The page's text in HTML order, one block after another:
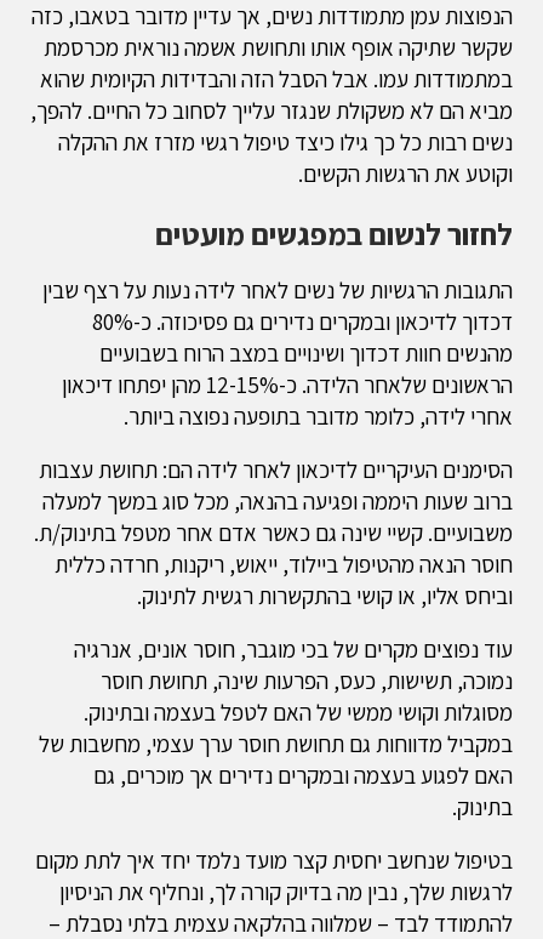
הנפוצות עמן מתמודדות נשים, אך עדיין מדובר בטאבו, כזה
שקשר שתיקה אופף אותו ותחושת אשמה נוראית מכרסמת
במתמודדות עמו. אבל הסבל הזה והבדידות הקיומית שהוא
מביא הם לא משקולת שנגזר עלייך לסחוב כל החיים. להפך,
נשים רבות כל כך גילו כיצד טיפול רגשי מזרז את ההקלה
וקוטע את הרגשות הקשים.
לחזור לנשום במפגשים מועטים
התגובות הרגשיות של נשים לאחר לידה נעות על רצף שבין
דכדוך לדיכאון ובמקרים נדירים גם פסיכוזה. כ-80%
מהנשים חוות דכדוך ושינויים במצב הרוח בשבועיים
הראשונים שלאחר הלידה. כ-12-15% מהן יפתחו דיכאון
אחרי לידה, כלומר מדובר בתופעה נפוצה ביותר.
הסימנים העיקריים לדיכאון לאחר לידה הם: תחושת עצבות
ברוב שעות היממה ופגיעה בהנאה, מכל סוג במשך למעלה
משבועיים. קשיי שינה גם כאשר אדם אחר מטפל בתינוק/ת.
חוסר הנאה מהטיפול ביילוד, ייאוש, ריקנות, חרדה כללית
וביחס אליו, או קושי בהתקשרות רגשית לתינוק.
עוד נפוצים מקרים של בכי מוגבר, חוסר אונים, אנרגיה
נמוכה, תשישות, כעס, הפרעות שינה, תחושת חוסר
מסוגלות וקושי ממשי של האם לטפל בעצמה ובתינוק.
במקביל מדווחות גם תחושת חוסר ערך עצמי, מחשבות של
האם לפגוע בעצמה ובמקרים נדירים אך מוכרים, גם
בתינוק.
בטיפול שנחשב יחסית קצר מועד נלמד יחד איך לתת מקום
לרגשות שלך, נבין מה בדיוק קורה לך, ונחליף את הניסיון
להתמודד לבד – שמלווה בהלקאה עצמית בלתי נסבלת –